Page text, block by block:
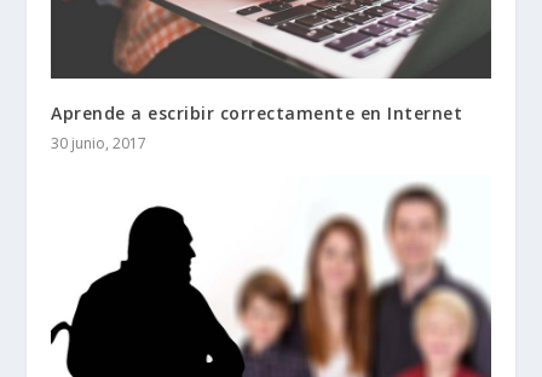
Aprende a escribir correctamente en Internet
30 junio, 2017